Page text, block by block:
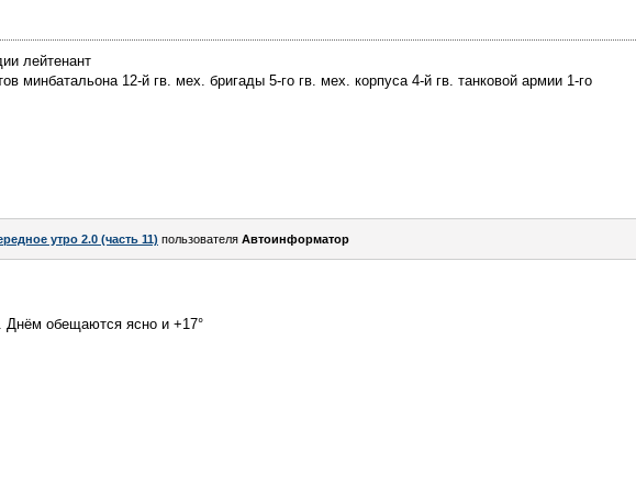
лейтенант
минбатальона 12-й гв. мех. бригады 5-го гв. мех. корпуса 4-й гв. танковой армии 1-го
утро 2.0 (часть 11) пользователя Автоинформатор
Днём обещаются ясно и +17°